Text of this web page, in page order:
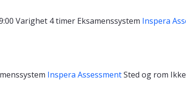
Varighet 4 timer Eksamenssystem Inspera
Inspera AssessmentSted og rom